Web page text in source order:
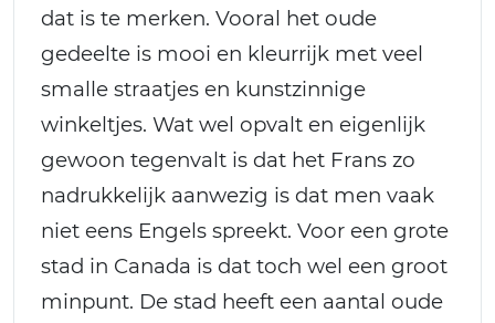
dat is te merken. Vooral het oude
gedeelte is mooi en kleurrijk met veel
smalle straatjes en kunstzinnige
winkeltjes. Wat wel opvalt en eigenlijk
gewoon tegenvalt is dat het Frans zo
nadrukkelijk aanwezig is dat men vaak
niet eens Engels spreekt. Voor een grote
stad in Canada is dat toch wel een groot
minpunt. De stad heeft een aantal oude